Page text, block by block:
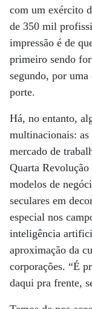
com um exército
de 350 mil
impressão é de
primeiro sendo
segundo, por
porte.
Há, no entanto,
multinacionais: as
mercado de
Quarta
modelos de
seculares em
especial nos
inteligência
aproximação da
corporações. “É
daqui pra frente,